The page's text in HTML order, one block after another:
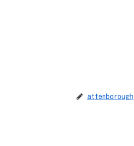
attemborough